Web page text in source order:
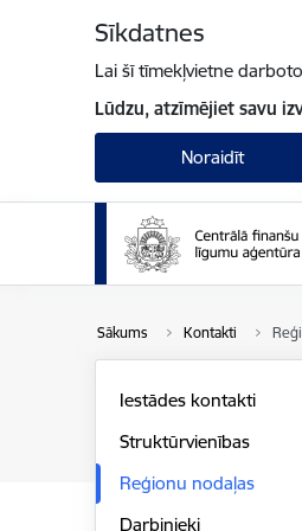
Sīkdatnes
Lai šī tīmekļvietne
Lūdzu, atzīmējiet savu
Noraidīt
Sākums Kontakti
Iestādes kontakti
Struktūrvienības
Reģionu nodaļas
Darbinieki